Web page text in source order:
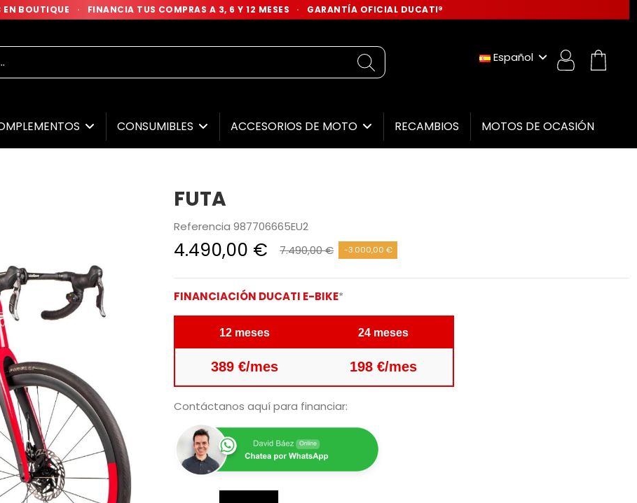
BOUTIQUE · FINANCIA TUS COMPRAS A 3, 6 Y 12 MESES · GARANTÍA OFICIAL DUCATI®
Español
CONSUMIBLES ACCESORIOS DE MOTO RECAMBIOS MOTOS DE OCASIÓN
FUTA
Referencia 987706665EU2
4.490,00 € 7.490,00 € -3.000,00 €
FINANCIACIÓN DUCATI E-BIKE*
12 meses 24 meses
389 €/mes 198 €/mes
Contáctanos aquí para financiar: